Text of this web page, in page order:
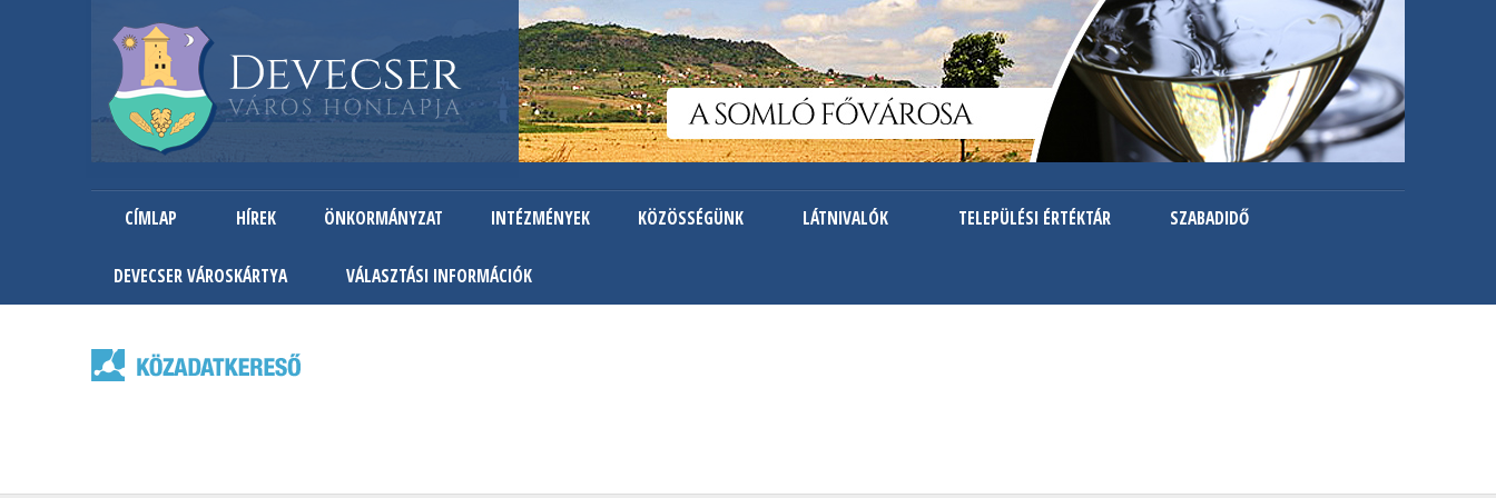
Ugrás
a
tartalomra
CÍMLAP HÍREK ÖNKORMÁNYZAT INTÉZMÉNYEK KÖZÖSSÉGÜNK LÁTNIVALÓK TELEPÜLÉSI ÉRTÉKTÁR SZABADIDŐ
DEVECSER VÁROSKÁRTYA VÁLASZTÁSI INFORMÁCIÓK